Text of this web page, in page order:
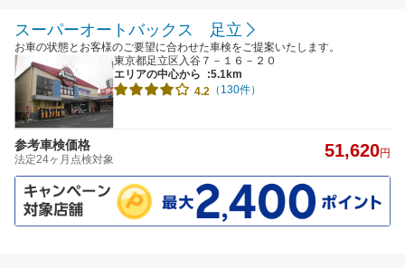
スーパーオートバックス 足立
お車の状態とお客様のご要望に合わせた車検をご提案いたします。
東京都足立区入谷７－１６－２０
エリアの中心から
:5.1km
4.2 （130件）
参考車検価格
法定24ヶ月点検対象 51,620円